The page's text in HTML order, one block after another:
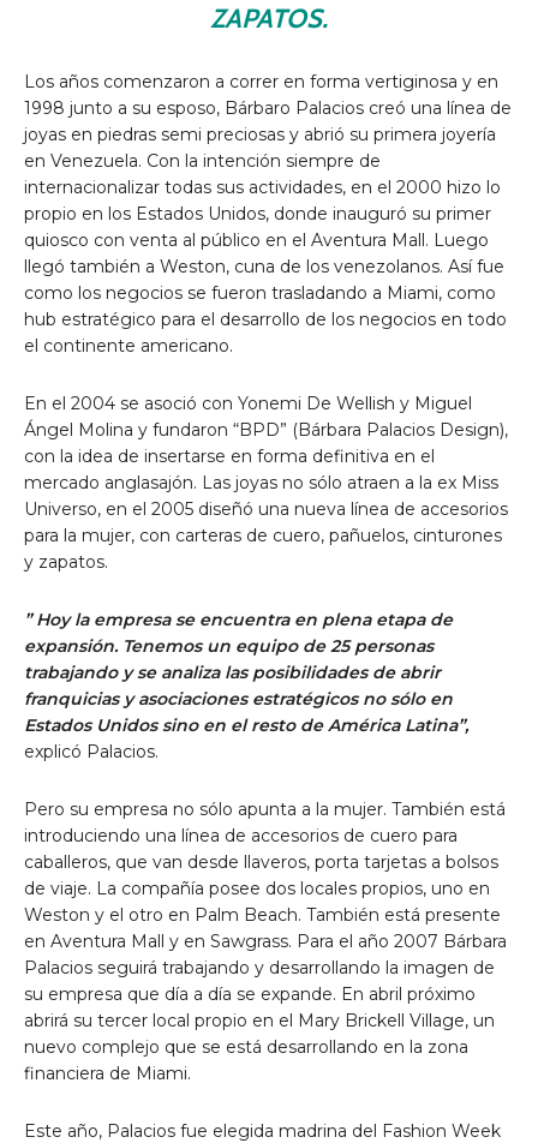
ZAPATOS.
Los años comenzaron a correr en forma vertiginosa y en
1998 junto a su esposo, Bárbaro Palacios creó una línea de
joyas en piedras semi preciosas y abrió su primera joyería
en Venezuela. Con la intención siempre de
internacionalizar todas sus actividades, en el 2000 hizo lo
propio en los Estados Unidos, donde inauguró su primer
quiosco con venta al público en el Aventura Mall. Luego
llegó también a Weston, cuna de los venezolanos. Así fue
como los negocios se fueron trasladando a Miami, como
hub estratégico para el desarrollo de los negocios en todo
el continente americano.
En el 2004 se asoció con Yonemi De Wellish y Miguel
Ángel Molina y fundaron “BPD” (Bárbara Palacios Design),
con la idea de insertarse en forma definitiva en el
mercado anglasajón. Las joyas no sólo atraen a la ex Miss
Universo, en el 2005 diseñó una nueva línea de accesorios
para la mujer, con carteras de cuero, pañuelos, cinturones
y zapatos.
” Hoy la empresa se encuentra en plena etapa de
expansión. Tenemos un equipo de 25 personas
trabajando y se analiza las posibilidades de abrir
franquicias y asociaciones estratégicos no sólo en
Estados Unidos sino en el resto de América Latina”,
explicó Palacios.
Pero su empresa no sólo apunta a la mujer. También está
introduciendo una línea de accesorios de cuero para
caballeros, que van desde llaveros, porta tarjetas a bolsos
de viaje. La compañía posee dos locales propios, uno en
Weston y el otro en Palm Beach. También está presente
en Aventura Mall y en Sawgrass. Para el año 2007 Bárbara
Palacios seguirá trabajando y desarrollando la imagen de
su empresa que día a día se expande. En abril próximo
abrirá su tercer local propio en el Mary Brickell Village, un
nuevo complejo que se está desarrollando en la zona
financiera de Miami.
Este año, Palacios fue elegida madrina del Fashion Week